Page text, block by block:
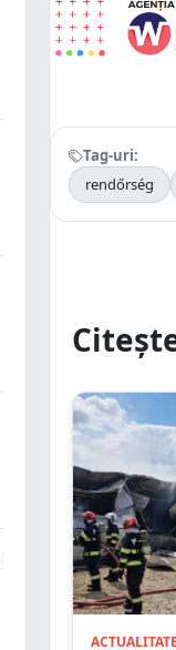
Tag-uri:
rendőrség
ACTUALITATE